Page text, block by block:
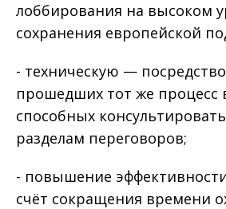
лоббирования на высоком
сохранения европейской
- техническую —
прошедших тот же процесс
способных
разделам переговоров;
- повышение
счёт сокращения времени